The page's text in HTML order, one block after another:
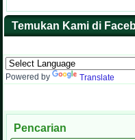
Temukan Kami di
Powered by Translate
Pencarian